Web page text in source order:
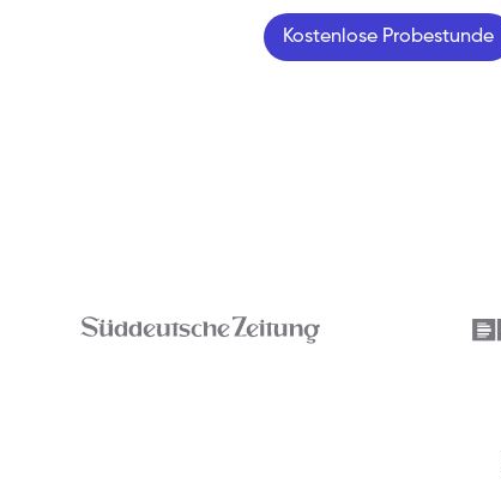
Kostenlose Probestunde